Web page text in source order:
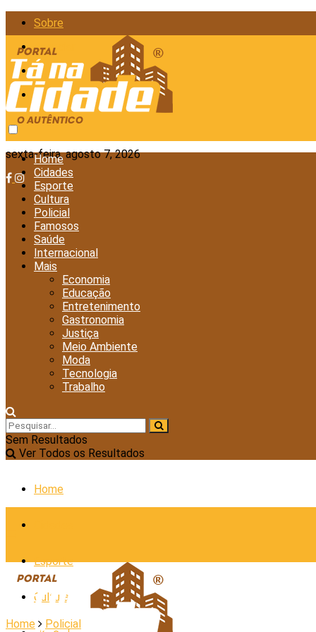
Sobre
Anunciar
Política de Privacidade
Contato
sexta-feira, agosto 7, 2026
Home
Cidades
Esporte
Cultura
Policial
Famosos
Saúde
Internacional
Mais
Economia
Educação
Entretenimento
Gastronomia
Justiça
Meio Ambiente
Moda
Tecnologia
Trabalho
Sem Resultados
Ver Todos os Resultados
Home
Esporte
Cultura
Home Policial